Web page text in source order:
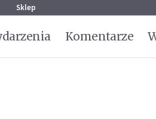
Sklep
Komentarze